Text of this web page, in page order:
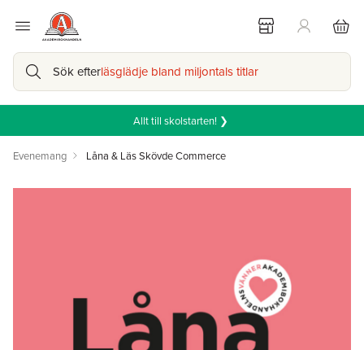
Sök efterläsglädje bland miljontals titlar
Allt till skolstarten! ❯
Evenemang Låna & Läs Skövde Commerce